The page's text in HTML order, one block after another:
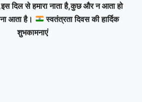
दिल से हमारा नाता है,कुछ और न आता हो
आता है।
स्‍वतंत्रता दिवस की हार्दिक
शुभकामनाएं